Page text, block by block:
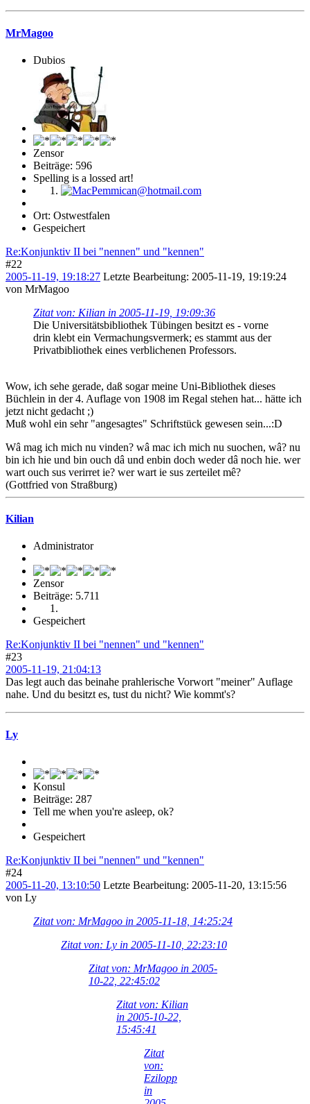
MrMagoo
Dubios
Zensor
Beiträge: 596
Spelling is a lossed art!
Ort: Ostwestfalen
Gespeichert
Re:Konjunktiv II bei "nennen" und "kennen"
#22
2005-11-19, 19:18:27 Letzte Bearbeitung: 2005-11-19, 19:19:24
von MrMagoo
Zitat von: Kilian in 2005-11-19, 19:09:36
Die Universitätsbibliothek Tübingen besitzt es - vorne
drin klebt ein Vermachungsvermerk; es stammt aus der
Privatbibliothek eines verblichenen Professors.
Wow, ich sehe gerade, daß sogar meine Uni-Bibliothek dieses
Büchlein in der 4. Auflage von 1908 im Regal stehen hat... hätte ich
jetzt nicht gedacht ;)
Muß wohl ein sehr "angesagtes" Schriftstück gewesen sein...:D
Wâ mag ich mich nu vinden? wâ mac ich mich nu suochen, wâ? nu
bin ich hie und bin ouch dâ und enbin doch weder dâ noch hie. wer
wart ouch sus verirret ie? wer wart ie sus zerteilet mê?
(Gottfried von Straßburg)
Kilian
Administrator
Zensor
Beiträge: 5.711
Gespeichert
Re:Konjunktiv II bei "nennen" und "kennen"
#23
2005-11-19, 21:04:13
Das legt auch das beinahe prahlerische Vorwort "meiner" Auflage
nahe. Und du besitzt es, tust du nicht? Wie kommt's?
Ly
Konsul
Beiträge: 287
Tell me when you're asleep, ok?
Gespeichert
Re:Konjunktiv II bei "nennen" und "kennen"
#24
2005-11-20, 13:10:50 Letzte Bearbeitung: 2005-11-20, 13:15:56
von Ly
Zitat von: MrMagoo in 2005-11-18, 14:25:24
Zitat von: Ly in 2005-11-10, 22:23:10
Zitat von: MrMagoo in 2005-
10-22, 22:45:02
Zitat von: Kilian
in 2005-10-22,
15:45:41
Zitat
von:
Ezilopp
in